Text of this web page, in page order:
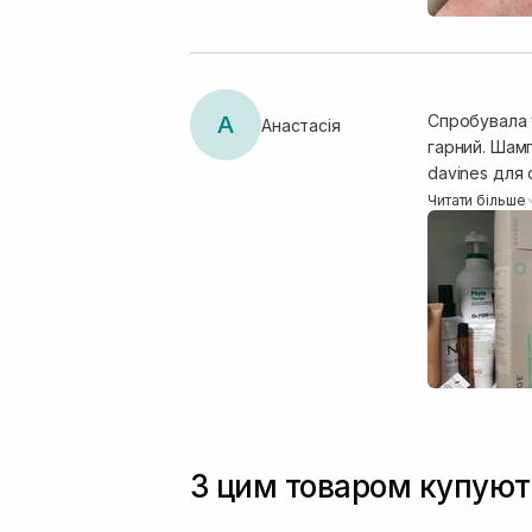
А Анастасія
Спробувала
гарний.
davines для
я нанесу
хотіла,
моєму
я чутлива
Читати більше
З цим товаром